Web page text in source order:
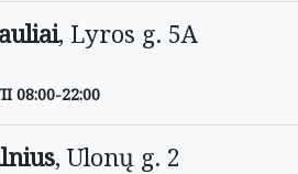
, Lyros g. 5A
08:00-22:00
, Ulonų g. 2